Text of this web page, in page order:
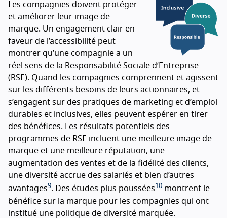
Les compagnies doivent protéger
et améliorer leur image de
marque. Un engagement clair en
faveur de l’accessibilité peut
montrer qu’une compagnie a un
réel sens de la Responsabilité Sociale d’Entreprise
( RSE). Quand les compagnies comprennent et agissent
sur les différents besoins de leurs actionnaires, et
s’engagent sur des pratiques de marketing et d’emploi
durables et inclusives, elles peuvent espérer en tirer
des bénéfices. Les résultats potentiels des
programmes de RSE incluent une meilleure image de
marque et une meilleure réputation, une
augmentation des ventes et de la fidélité des clients,
une diversité accrue des salariés et bien d’autres
avantages9. Des études plus poussées10 montrent le
bénéfice sur la marque pour les compagnies qui ont
institué une politique de diversité marquée.